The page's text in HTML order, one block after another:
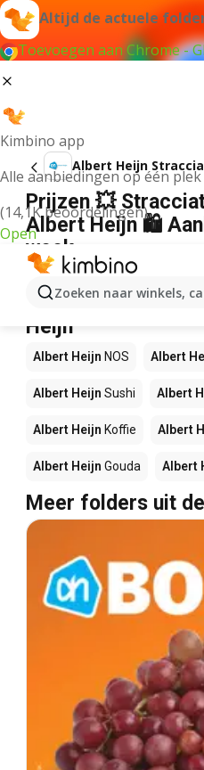
Altijd de actuele
Toevoegen aan Chrome -
Kimbino app
Alle aanbiedingen op één plek
(14,1K beoordelingen)
Open
Zoeken naar winkels,
Albert Heijn
Prijzen 💥
Albert Heijn 🛍️
week
Wij konden geen
Andere
Heijn
Albert Heijn NOS Albert
Albert Heijn Sushi Albert
Albert Heijn Koffie Albert
Albert Heijn Gouda Albert
Meer folders uit